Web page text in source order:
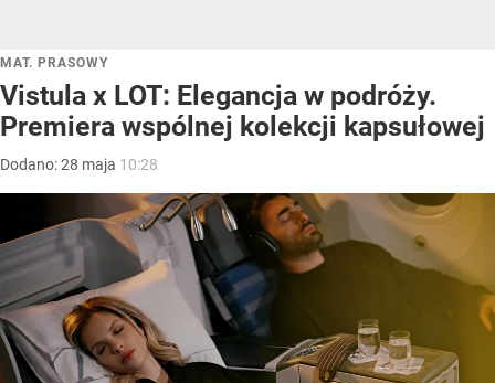
MAT. PRASOWY
Vistula x LOT: Elegancja w podróży.
Premiera wspólnej kolekcji kapsułowej
Dodano:28 maja 10:28